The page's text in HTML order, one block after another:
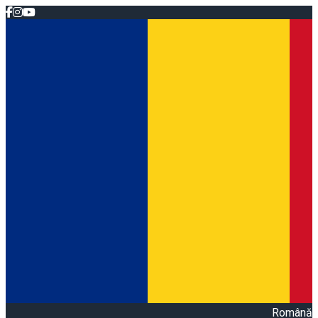
Română